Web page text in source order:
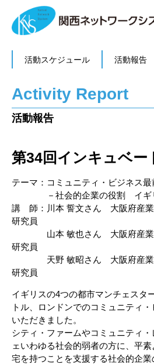
活動スケジュール 活動報告
Activity Report
活動報告
第34回インキュベー
テーマ：コミュニティ・ビジネス最
－社会的企業の役割 イギリ
講 師：川本 誓文さん 大阪府産業
研究員
山本 敏也さん 大阪府産業開
研究員
天野 敏昭さん 大阪府産業開
研究員
イギリスの4つの都市マンチェスタ
トル、ロンドンでのコミュニティ
いただきました。
シティ・ファームやコミュニティ
ェいわゆる社会的弱者の方に、平
宅を持つことを支援する社会的企